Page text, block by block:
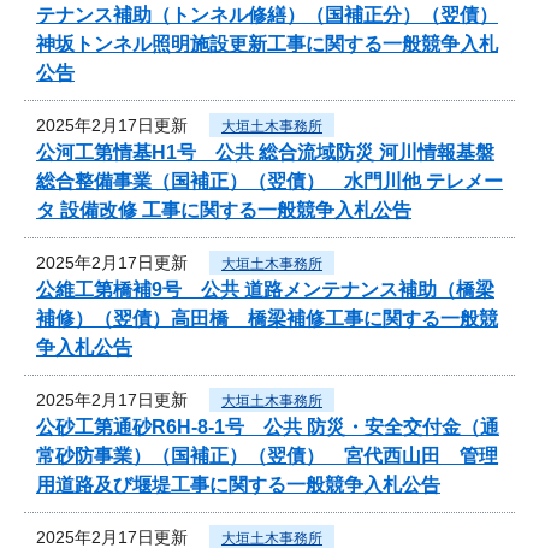
テナンス補助（トンネル修繕）（国補正分）（翌債）
神坂トンネル照明施設更新工事に関する一般競争入札
公告
2025年2月17日更新 大垣土木事務所
公河工第情基H1号 公共 総合流域防災 河川情報基盤
総合整備事業（国補正）（翌債） 水門川他 テレメー
タ 設備改修 工事に関する一般競争入札公告
2025年2月17日更新 大垣土木事務所
公維工第橋補9号 公共 道路メンテナンス補助（橋梁
補修）（翌債）高田橋 橋梁補修工事に関する一般競
争入札公告
2025年2月17日更新 大垣土木事務所
公砂工第通砂R6H-8-1号 公共 防災・安全交付金（通
常砂防事業）（国補正）（翌債） 宮代西山田 管理
用道路及び堰堤工事に関する一般競争入札公告
2025年2月17日更新 大垣土木事務所